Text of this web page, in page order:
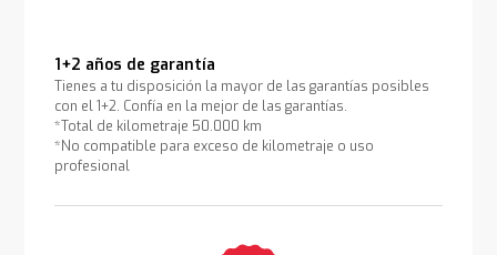
1+2 años de garantía
Tienes a tu disposición la mayor de las garantías posibles
con el 1+2. Confía en la mejor de las garantías.
*Total de kilometraje 50.000 km
*No compatible para exceso de kilometraje o uso
profesional